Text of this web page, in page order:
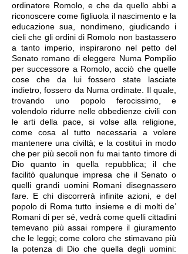
ordinatore Romolo, e che da quello abbi a
riconoscere come figliuola il nascimento e la
educazione sua, nondimeno, giudicando i
cieli che gli ordini di Romolo non bastassero
a tanto imperio, inspirarono nel petto del
Senato romano di eleggere Numa Pompilio
per successore a Romolo, acciò che quelle
cose che da lui fossero state lasciate
indietro, fossero da Numa ordinate. Il quale,
trovando uno popolo ferocissimo, e
volendolo ridurre nelle obbedienze civili con
le arti della pace, si volse alla religione,
come cosa al tutto necessaria a volere
mantenere una civiltà; e la costituì in modo
che per più secoli non fu mai tanto timore di
Dio quanto in quella repubblica; il che
facilitò qualunque impresa che il Senato o
quelli grandi uomini Romani disegnassero
fare. E chi discorrerà infinite azioni, e del
popolo di Roma tutto insieme e di molti de’
Romani di per sé, vedrà come quelli cittadini
temevano più assai rompere il giuramento
che le leggi; come coloro che stimavano più
la potenza di Dio che quella degli uomini: